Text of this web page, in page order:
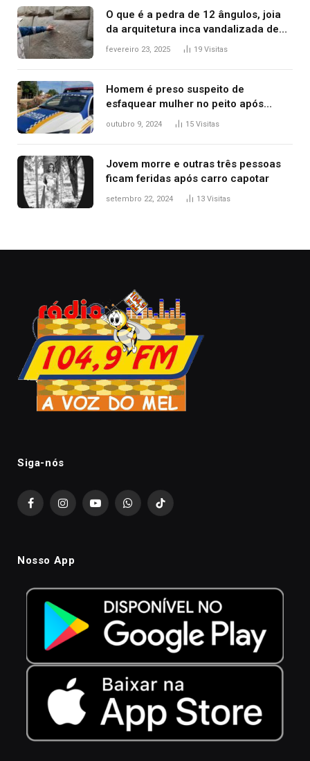
O que é a pedra de 12 ângulos, joia
da arquitetura inca vandalizada de
forma irrecuperável
fevereiro 23, 2025 19 Visitas
Homem é preso suspeito de
esfaquear mulher no peito após
discussão por causa de drogas, diz
outubro 9, 2024 15 Visitas
Jovem morre e outras três pessoas
ficam feridas após carro capotar
setembro 22, 2024 13 Visitas
Siga-nós
FacebookInstagramYouTubeWhatsAppTikTok
Nosso App